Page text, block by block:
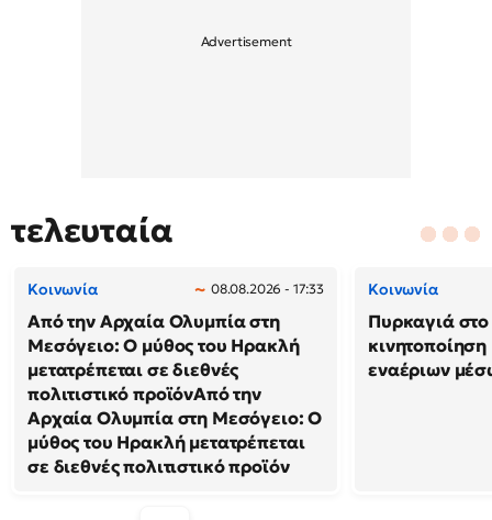
τελευταία
Κοινωνία 08.08.2026 - 17:33
Από την Αρχαία Ολυμπία στη
Μεσόγειο: Ο μύθος του Ηρακλή
μετατρέπεται σε διεθνές
πολιτιστικό προϊόνΑπό την
Αρχαία Ολυμπία στη Μεσόγειο: Ο
μύθος του Ηρακλή μετατρέπεται
σε διεθνές πολιτιστικό προϊόν
Κοινωνία
Πυρκαγιά
εναέριων